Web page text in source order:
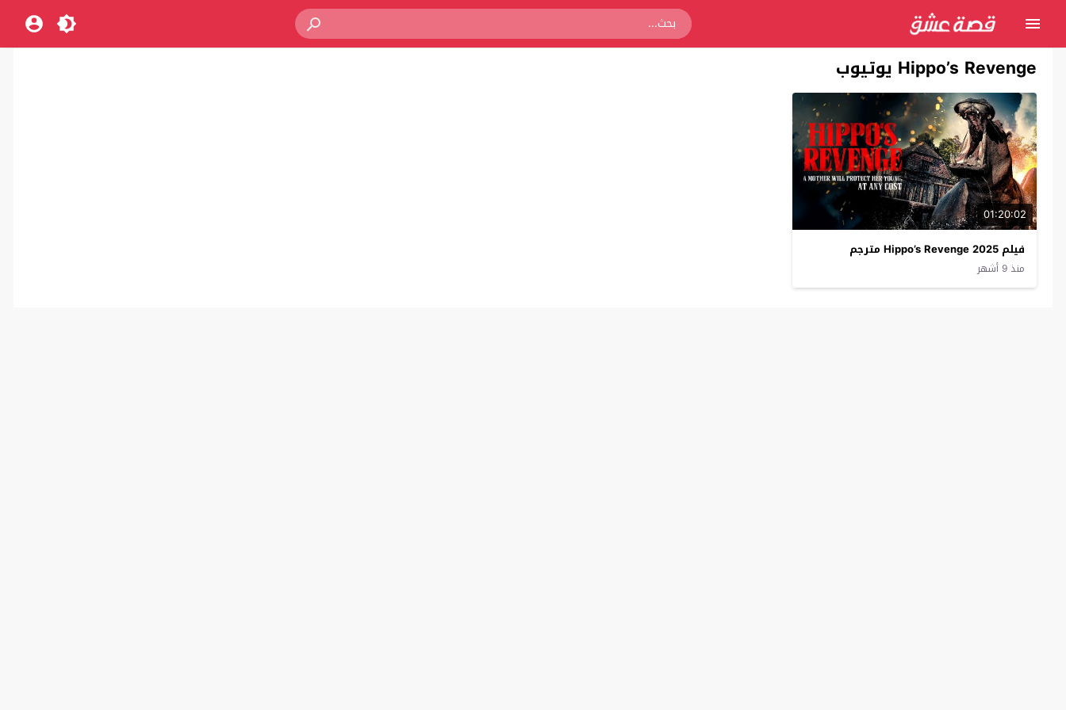
Hippo’s Revenge يوتيوب
01:20:02
فيلم Hippo’s Revenge 2025 مترجم
منذ 9 أشهر